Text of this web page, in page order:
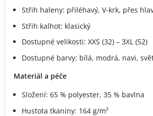
Střih haleny: přiléhavý, V-krk, přes
Střih kalhot: klasický
Dostupné velikosti: XXS (32) – 3XL (52)
Dostupné barvy: bílá, modrá, navi,
Materiál a péče
Složení: 65 % polyester, 35 % bavlna
Hustota tkaniny: 164 g/m²